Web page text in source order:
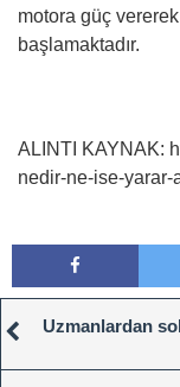
motora güç
başlamaktadır.
ALINTI KAYNAK:
nedir-ne-ise-
Uzmanlardan